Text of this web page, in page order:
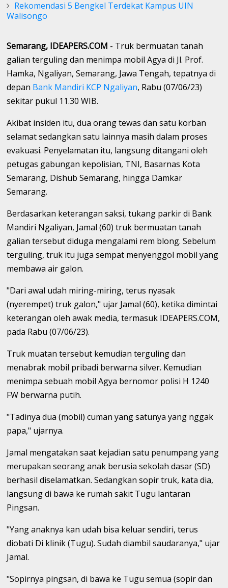
Rekomendasi 5 Bengkel Terdekat Kampus UIN
Walisongo
Semarang, IDEAPERS.COM - Truk bermuatan tanah
galian terguling dan menimpa mobil Agya di Jl. Prof.
Hamka, Ngaliyan, Semarang, Jawa Tengah, tepatnya di
depan Bank Mandiri KCP Ngaliyan, Rabu (07/06/23)
sekitar pukul 11.30 WIB.
Akibat insiden itu, dua orang tewas dan satu korban
selamat sedangkan satu lainnya masih dalam proses
evakuasi. Penyelamatan itu, langsung ditangani oleh
petugas gabungan kepolisian, TNI, Basarnas Kota
Semarang, Dishub Semarang, hingga Damkar
Semarang.
Berdasarkan keterangan saksi, tukang parkir di Bank
Mandiri Ngaliyan, Jamal (60) truk bermuatan tanah
galian tersebut diduga mengalami rem blong. Sebelum
terguling, truk itu juga sempat menyenggol mobil yang
membawa air galon.
"Dari awal udah miring-miring, terus nyasak
(nyerempet) truk galon," ujar Jamal (60), ketika dimintai
keterangan oleh awak media, termasuk IDEAPERS.COM,
pada Rabu (07/06/23).
Truk muatan tersebut kemudian terguling dan
menabrak mobil pribadi berwarna silver. Kemudian
menimpa sebuah mobil Agya bernomor polisi H 1240
FW berwarna putih.
"Tadinya dua (mobil) cuman yang satunya yang nggak
papa," ujarnya.
Jamal mengatakan saat kejadian satu penumpang yang
merupakan seorang anak berusia sekolah dasar (SD)
berhasil diselamatkan. Sedangkan sopir truk, kata dia,
langsung di bawa ke rumah sakit Tugu lantaran
Pingsan.
"Yang anaknya kan udah bisa keluar sendiri, terus
diobati Di klinik (Tugu). Sudah diambil saudaranya," ujar
Jamal.
"Sopirnya pingsan, di bawa ke Tugu semua (sopir dan